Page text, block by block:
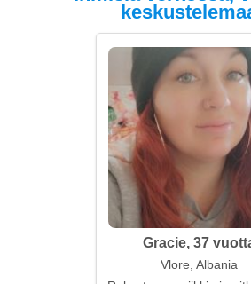
Gracie, 37
Vlore, Albania